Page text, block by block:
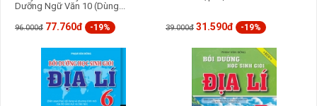
Dưỡng Ngữ Văn 10 (Dùng...
96.000đ 77.760đ -19% 39.000đ 31.590đ -19%